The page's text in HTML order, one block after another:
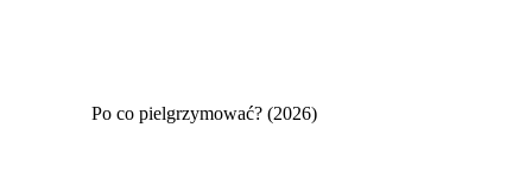
Po co pielgrzymować? (2026)